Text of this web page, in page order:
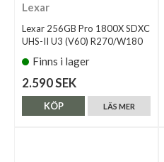
Lexar
Lexar 256GB Pro 1800X SDXC
UHS-II U3 (V60) R270/W180
Finns i lager
2.590 SEK
LÄS MER
KÖP